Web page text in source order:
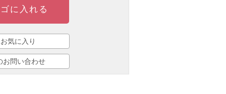
に入れる
気に入り
お問い合わせ